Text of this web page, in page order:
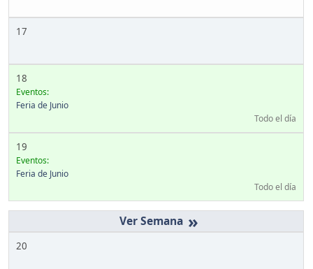
17
18
Eventos:
Feria de Junio
Todo el día
19
Eventos:
Feria de Junio
Todo el día
»
20